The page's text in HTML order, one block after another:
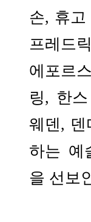
손, 휴
프레드
에포르
링, 한
웨덴, 덴
하는 예
을 선보